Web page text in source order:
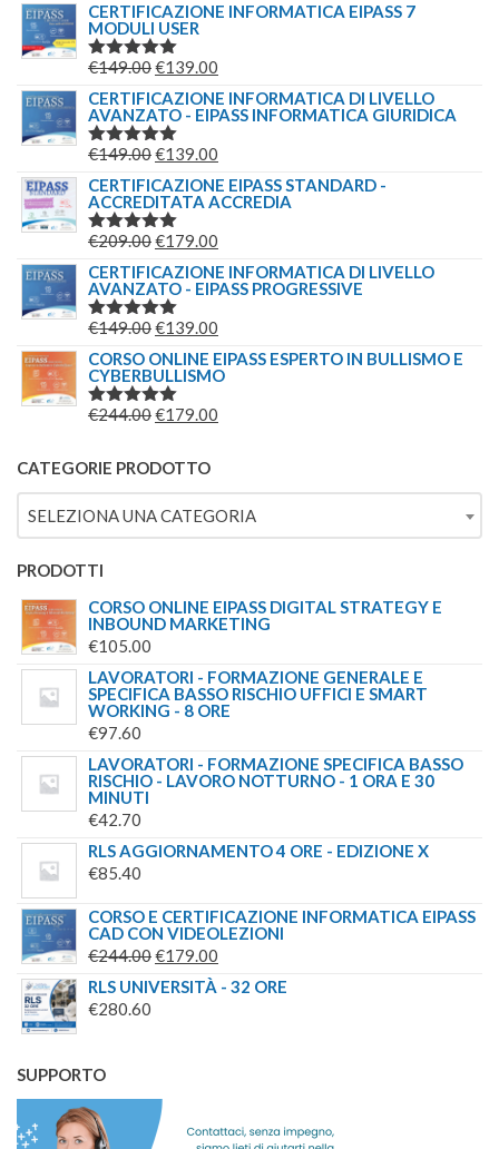
CERTIFICAZIONE INFORMATICA EIPASS 7
MODULI USER
VALUTATO
€149.00IL
PREZZO
ORIGINALE
ERA:
€139.00
PREZZO
ATTUALE
CERTIFICAZIONE INFORMATICA DI LIVELLO
AVANZATO - EIPASS INFORMATICA GIURIDICA
VALUTATO
€149.00IL
PREZZO
ORIGINALE
ERA:
€139.00
PREZZO
ATTUALE
CERTIFICAZIONE EIPASS STANDARD -
ACCREDITATA ACCREDIA
VALUTATO
€209.00IL
PREZZO
ORIGINALE
ERA:
€179.00
PREZZO
ATTUALE
CERTIFICAZIONE INFORMATICA DI LIVELLO
AVANZATO - EIPASS PROGRESSIVE
VALUTATO
€149.00IL
PREZZO
ORIGINALE
ERA:
€139.00
PREZZO
ATTUALE
CORSO ONLINE EIPASS ESPERTO IN BULLISMO E
CYBERBULLISMO
VALUTATO
€244.00IL
ORIGINALE
ERA:
€244.00.
€179.00
È:
€179.00.
CATEGORIE PRODOTTO
SELEZIONA UNA CATEGORIA
PRODOTTI
CORSO ONLINE EIPASS DIGITAL STRATEGY E
INBOUND MARKETING
€105.00
LAVORATORI - FORMAZIONE GENERALE E
SPECIFICA BASSO RISCHIO UFFICI E SMART
WORKING - 8 ORE
€97.60
LAVORATORI - FORMAZIONE SPECIFICA BASSO
RISCHIO - LAVORO NOTTURNO - 1 ORA E 30
MINUTI
€42.70
RLS AGGIORNAMENTO 4 ORE - EDIZIONE X
€85.40
CORSO E CERTIFICAZIONE INFORMATICA EIPASS
CAD CON VIDEOLEZIONI
€244.00IL
PREZZO
€179.00
PREZZO
RLS UNIVERSITÀ - 32 ORE
€280.60
SUPPORTO